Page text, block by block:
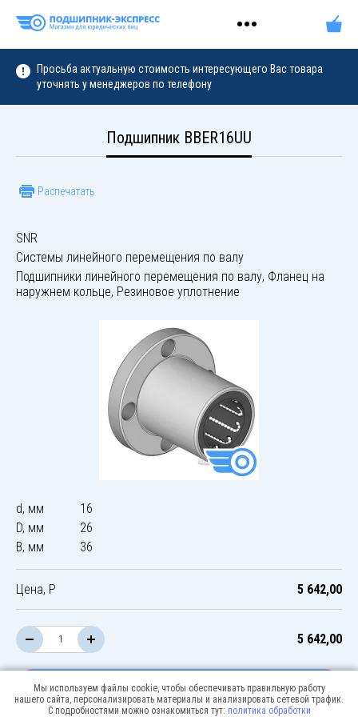
Просьба актуальную стоимость интересующего Вас товара
уточнять у менеджеров по телефону
Подшипник BBER16UU
Распечатать
SNR
Системы линейного перемещения по валу
Подшипники линейного перемещения по валу, Фланец на
наружнем кольце, Резиновое уплотнение
d, мм
16
D, мм
26
B, мм
36
Цена, Р 5 642,00
5 642,00
В корзину
Мы используем файлы cookie, чтобы обеспечивать правильную работу
нашего сайта, персонализировать материалы и анализировать сетевой трафик.
С подробностями можно ознакомиться тут: политика обработки